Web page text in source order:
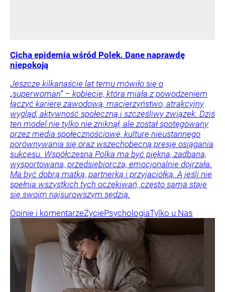
Cicha epidemia wśród Polek. Dane naprawdę
niepokoją
Jeszcze kilkanaście lat temu mówiło się o
„superwoman” – kobiecie, która miała z powodzeniem
łączyć karierę zawodową, macierzyństwo, atrakcyjny
wygląd, aktywność społeczną i szczęśliwy związek. Dziś
ten model nie tylko nie zniknął, ale został spotęgowany
przez media społecznościowe, kulturę nieustannego
porównywania się oraz wszechobecną presję osiągania
sukcesu. Współczesna Polka ma być piękna, zadbana,
wysportowana, przedsiębiorcza, emocjonalnie dojrzała.
Ma być dobrą matką, partnerką i przyjaciółką. A jeśli nie
spełnia wszystkich tych oczekiwań, często sama staje
się swoim najsurowszym sędzią.
Opinie i komentarzeŻyciePsychologiaTylko u Nas